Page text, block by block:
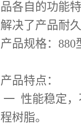
品各自的功能
解决了产品耐
产品规格： 880
产品特点：
一 性能稳定
程树脂。